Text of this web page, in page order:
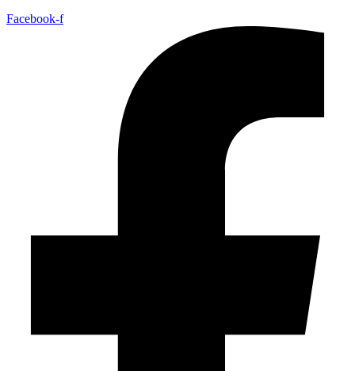
Facebook-f